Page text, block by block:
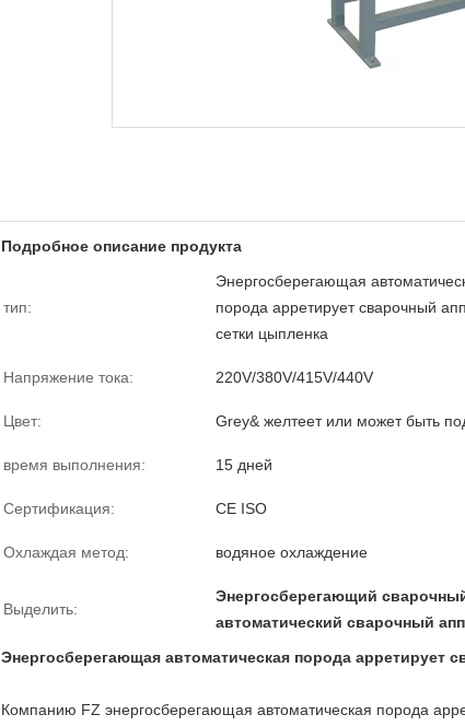
Подробное описание продукта
тип:
Энергосберегающая
порода арретирует сварочный
сетки цыпленка
Напряжение тока: 220V/380V/415V/440V
Цвет: Grey& желтеет или может быть
время выполнения: 15 дней
Сертификация: CE ISO
Охлаждая метод: водяное охлаждение
Выделить:
Энергосберегающий
автоматический сварочный
Энергосберегающая автоматическая порода арретирует
Компанию FZ энергосберегающая автоматическая порода